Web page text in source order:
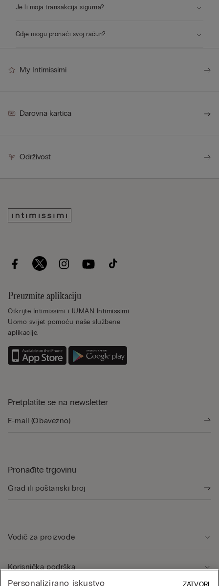
Je li moja transakcija sigurna?
Gdje mogu pronaći svoj račun?
My Intimissimi
Darovna kartica
Održivost
Preuzmite aplikaciju
Otkrijte Intimissimi i IUMAN Intimissimi
Uomo svijet pomoću naše službene
aplikacije.
Pretplatite se na newsletter
Pronađite trgovinu
Vodič za proizvode
Korisnička podrška
Personalizirano iskustvo ZATVORI